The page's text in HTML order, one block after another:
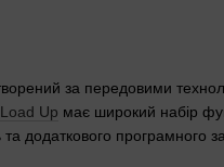
за передовими
Up має широкий набір
додаткового програмного